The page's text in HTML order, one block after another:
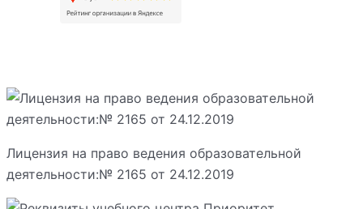
Лицензия на право ведения образовательной
деятельности:№ 2165 от 24.12.2019